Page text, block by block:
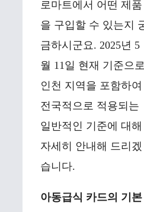
로마트에서 어떤 제품
을 구입할 수 있는지
금하시군요. 2025년 5
월 11일 현재 기준으로
인천 지역을 포함하여
전국적으로 적용되는
일반적인 기준에 대해
자세히 안내해 드리겠
습니다.
아동급식 카드의 기본